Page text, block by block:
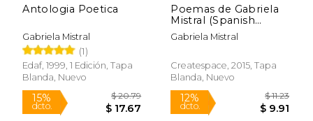
Antologia Poetica
Gabriela Mistral
(1)
Edaf, 1999, 1 Edición, Tapa
Blanda, Nuevo
Poemas de Gabriela
Mistral (Spanish
Edition)
Gabriela Mistral
Createspace, 2015, Tapa
Blanda, Nuevo